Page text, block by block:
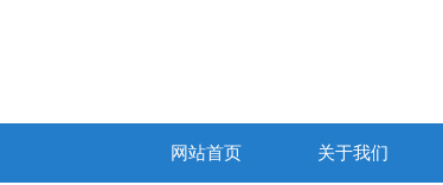
网站首页 关于我们